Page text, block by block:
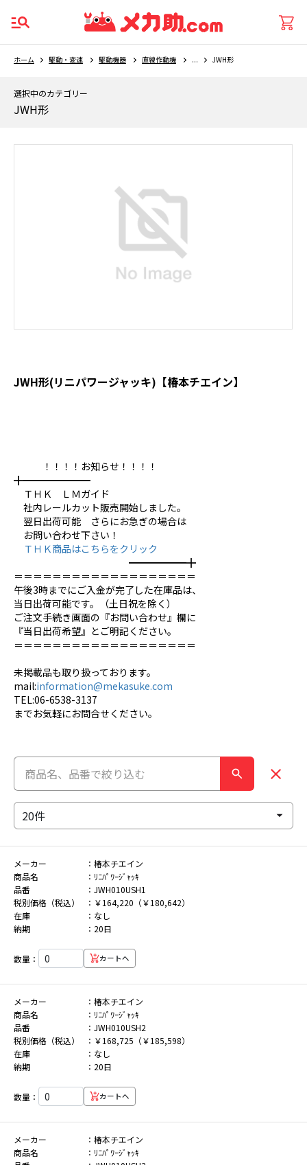
ホーム 駆動・変速 駆動機器 直線作動機 ... JWH形
選択中のカテゴリー
JWH形
JWH形(リニパワージャッキ)【椿本チエイン】
！！！！お知らせ！！！！
╋━━━━━━━
ＴＨＫ ＬＭガイド
社内レールカット販売開始しました。
翌日出荷可能 さらにお急ぎの場合は
お問い合わせ下さい！
ＴＨＫ商品はこちらをクリック
━━━━━━╋
＝＝＝＝＝＝＝＝＝＝＝＝＝＝＝＝＝＝＝
午後3時までにご入金が完了した在庫品は、
当日出荷可能です。（土日祝を除く）
ご注文手続き画面の『お問い合わせ』欄に
『当日出荷希望』とご明記ください。
＝＝＝＝＝＝＝＝＝＝＝＝＝＝＝＝＝＝＝
未掲載品も取り扱っております。
mail:information@mekasuke.com
TEL:06-6538-3137
までお気軽にお問合せください。
メーカー
椿本チエイン
商品名
ﾘﾆﾊﾟﾜｰｼﾞｬｯｷ
品番
JWH010USH1
税別価格（税込）
￥164,220（￥180,642）
在庫
なし
納期
20日
数量： カートへ
メーカー
椿本チエイン
商品名
ﾘﾆﾊﾟﾜｰｼﾞｬｯｷ
品番
JWH010USH2
税別価格（税込）
￥168,725（￥185,598）
在庫
なし
納期
20日
数量： カートへ
メーカー
椿本チエイン
商品名
ﾘﾆﾊﾟﾜｰｼﾞｬｯｷ